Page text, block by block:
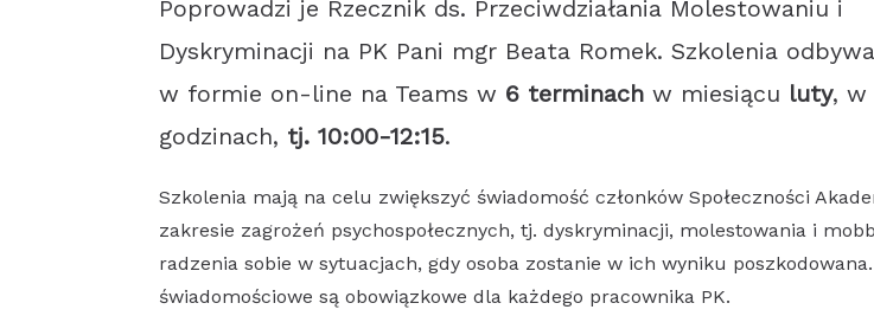
Poprowadzi je Rzecznik ds. Przeciwdziałania Molestowaniu i
Dyskryminacji na PK Pani mgr Beata Romek. Szkolenia
w formie on-line na Teams w 6 terminach w miesiącu luty, w
godzinach, tj. 10:00-12:15.
Szkolenia mają na celu zwiększyć świadomość członków Społeczności
zakresie zagrożeń psychospołecznych, tj. dyskryminacji, molestowania i
radzenia sobie w sytuacjach, gdy osoba zostanie w ich wyniku
świadomościowe są obowiązkowe dla każdego pracownika PK.